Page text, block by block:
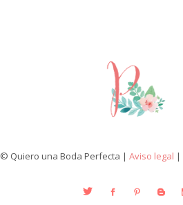
© Quiero una Boda Perfecta | Aviso legal |